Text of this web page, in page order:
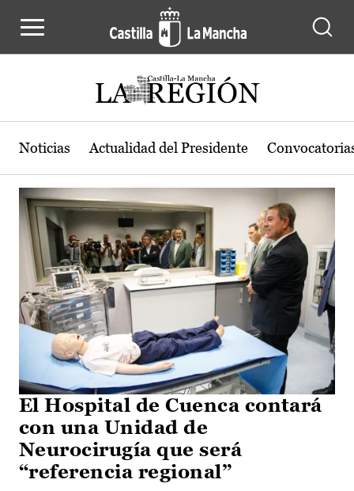
Actualidad de la región de Castilla-
Noticias Actualidad del Presidente
El Hospital de Cuenca contará
con una Unidad de
Neurocirugía que será
“referencia regional”